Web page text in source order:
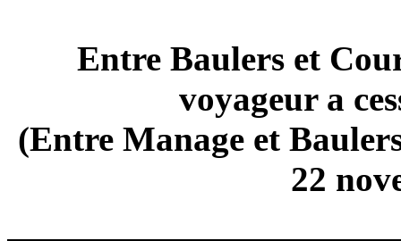
Entre Baulers et
voyageur a
(Entre Manage et
22